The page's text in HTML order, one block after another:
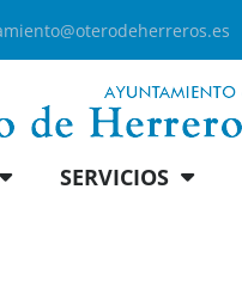
SERVICIOS